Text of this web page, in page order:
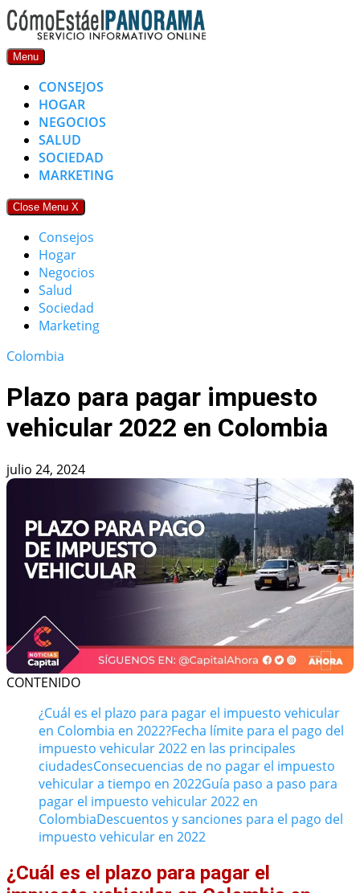
Skip
to
content
Menu
CONSEJOS
HOGAR
NEGOCIOS
SALUD
SOCIEDAD
MARKETING
Close Menu X
Consejos
Hogar
Negocios
Salud
Sociedad
Marketing
Colombia
Plazo para pagar impuesto
vehicular 2022 en Colombia
julio 24, 2024
CONTENIDO
¿Cuál es el plazo para pagar el impuesto vehicular
en Colombia en 2022?Fecha límite para el pago del
impuesto vehicular 2022 en las principales
ciudadesConsecuencias de no pagar el impuesto
vehicular a tiempo en 2022Guía paso a paso para
pagar el impuesto vehicular 2022 en
ColombiaDescuentos y sanciones para el pago del
impuesto vehicular en 2022
¿Cuál es el plazo para pagar el